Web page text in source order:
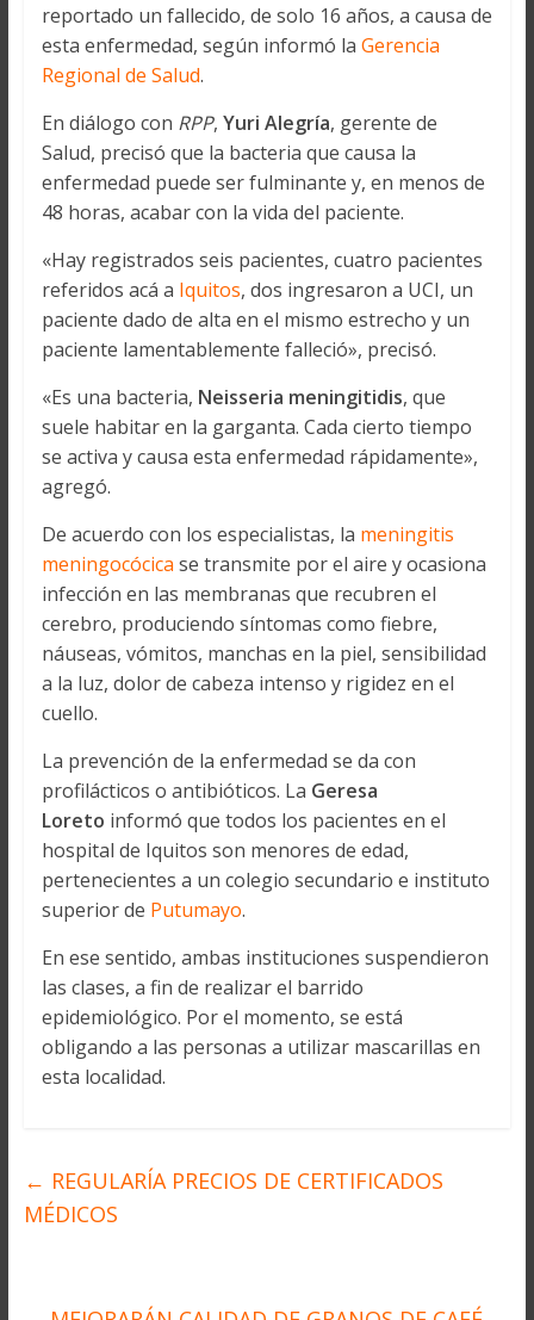
reportado un fallecido, de solo 16 años, a causa de
esta enfermedad, según informó la Gerencia
Regional de Salud.
En diálogo con RPP, Yuri Alegría, gerente de
Salud, precisó que la bacteria que causa la
enfermedad puede ser fulminante y, en menos de
48 horas, acabar con la vida del paciente.
«Hay registrados seis pacientes, cuatro pacientes
referidos acá a Iquitos, dos ingresaron a UCI, un
paciente dado de alta en el mismo estrecho y un
paciente lamentablemente falleció», precisó.
«Es una bacteria, Neisseria meningitidis, que
suele habitar en la garganta. Cada cierto tiempo
se activa y causa esta enfermedad rápidamente»,
agregó.
De acuerdo con los especialistas, la meningitis
meningocócica se transmite por el aire y ocasiona
infección en las membranas que recubren el
cerebro, produciendo síntomas como fiebre,
náuseas, vómitos, manchas en la piel, sensibilidad
a la luz, dolor de cabeza intenso y rigidez en el
cuello.
La prevención de la enfermedad se da con
profilácticos o antibióticos. La Geresa
Loreto informó que todos los pacientes en el
hospital de Iquitos son menores de edad,
pertenecientes a un colegio secundario e instituto
superior de Putumayo.
En ese sentido, ambas instituciones suspendieron
las clases, a fin de realizar el barrido
epidemiológico. Por el momento, se está
obligando a las personas a utilizar mascarillas en
esta localidad.
← REGULARÍA PRECIOS DE CERTIFICADOS
MÉDICOS